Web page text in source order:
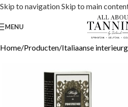
Skip to navigationSkip to main
MENU
Home/Producten/Italiaanse